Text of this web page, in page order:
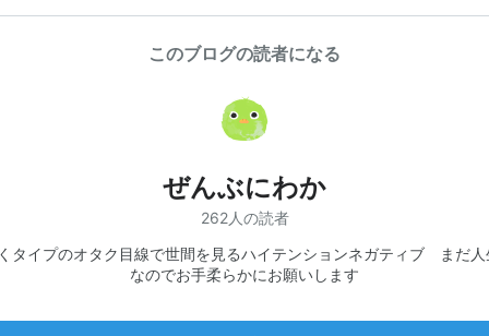
このブログの読者になる
ぜんぶにわか
262人の読者
タイプのオタク目線で世間を見るハイテンションネガティブ まだ人
なのでお手柔らかにお願いします